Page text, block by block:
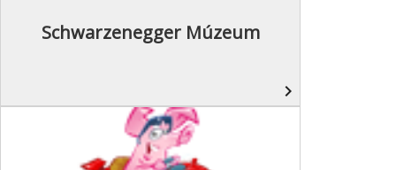
Schwarzenegger Múzeum
navigate_next